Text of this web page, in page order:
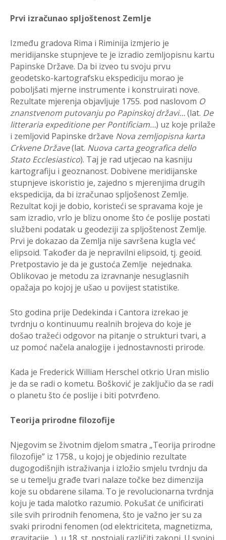
Prvi izračunao spljoštenost Zemlje
Između gradova Rima i Riminija izmjerio je
meridijanske stupnjeve te je izradio zemljopisnu kartu
Papinske Države. Da bi izveo tu svoju prvu
geodetsko-kartografsku ekspediciju morao je
poboljšati mjerne instrumente i konstruirati nove.
Rezultate mjerenja objavljuje 1755. pod naslovom O
znanstvenom putovanju po Papinskoj državi…(lat. De
litteraria expeditione per Pontificiam…) uz koje prilaže
i zemljovid Papinske države Nova zemljopisna karta
Crkvene Države(lat. Nuova carta geografica dello
Stato Ecclesiastico). Taj je rad utjecao na kasniju
kartografiju i geoznanost. Dobivene meridijanske
stupnjeve iskoristio je, zajedno s mjerenjima drugih
ekspedicija, da bi izračunao spljošenost Zemlje.
Rezultat koji je dobio, koristeći se spravama koje je
sam izradio, vrlo je blizu onome što će poslije postati
službeni podatak u geodeziji za spljoštenost Zemlje.
Prvi je dokazao da Zemlja nije savršena kugla već
elipsoid. Također da je nepravilni elipsoid, tj. geoid.
Pretpostavio je da je gustoća Zemlje nejednaka.
Oblikovao je metodu za izravnanje nesuglasnih
opažaja po kojoj je ušao u povijest statistike.
Sto godina prije Dedekinda i Cantora izrekao je
tvrdnju o kontinuumu realnih brojeva do koje je
došao tražeći odgovor na pitanje o strukturi tvari, a
uz pomoć načela analogije i jednostavnosti prirode.
Kada je Frederick William Herschel otkrio Uran mislio
je da se radi o kometu. Bošković je zaključio da se radi
o planetu što će poslije i biti potvrđeno.
Teorija prirodne filozofije
Njegovim se životnim djelom smatra „Teorija prirodne
filozofije” iz 1758., u kojoj je objedinio rezultate
dugogodišnjih istraživanja i izložio smjelu tvrdnju da
se u temelju građe tvari nalaze točke bez dimenzija
koje su obdarene silama. To je revolucionarna tvrdnja
koju je tada malotko razumio. Pokušat će unificirati
sile svih prirodnih fenomena, što je važno jer su za
svaki prirodni fenomen (od elektriciteta, magnetizma,